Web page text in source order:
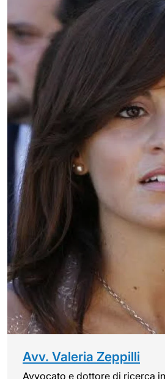
Avv. Valeria Zeppilli
Avvocato e dottore di ricerca